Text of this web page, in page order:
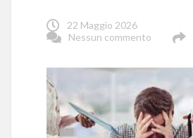
22 Maggio 2026
Nessun commento